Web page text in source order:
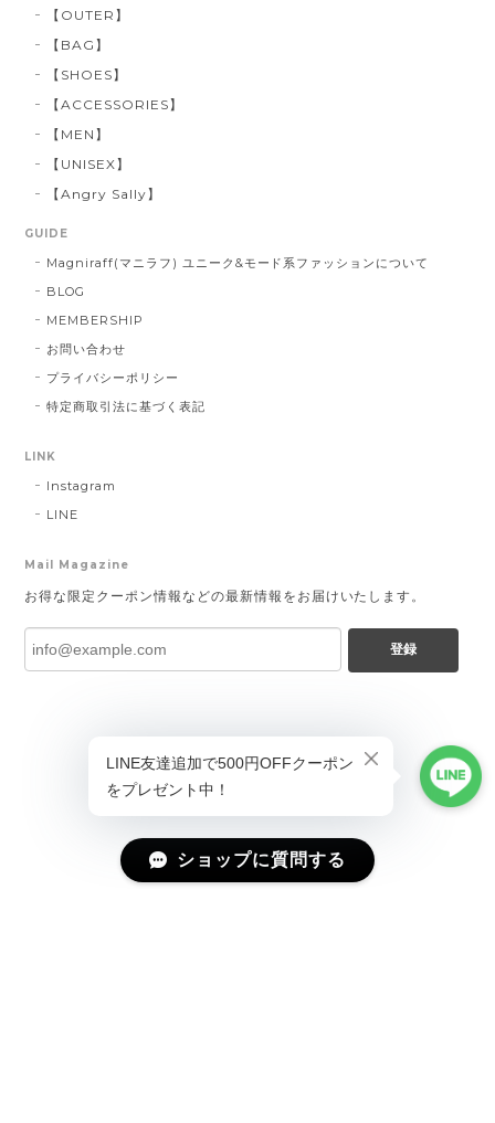
【OUTER】
【BAG】
【SHOES】
【ACCESSORIES】
【MEN】
【UNISEX】
【Angry Sally】
GUIDE
Magniraff(マニラフ) ユニーク&モード系ファッションについて
BLOG
MEMBERSHIP
お問い合わせ
プライバシーポリシー
特定商取引法に基づく表記
LINK
Instagram
LINE
Mail Magazine
お得な限定クーポン情報などの最新情報をお届けいたします。
登録
ショップに質問する